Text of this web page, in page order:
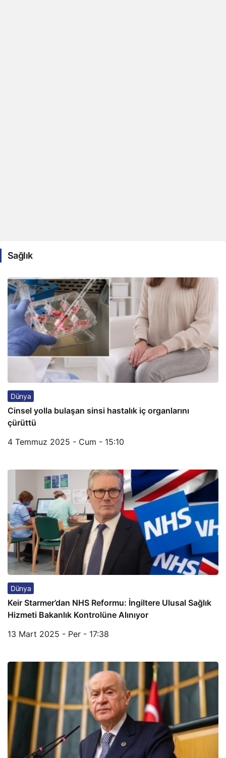
Sağlık
Dünya
Cinsel yolla bulaşan sinsi hastalık iç organlarını
çürüttü
4 Temmuz 2025 - Cum - 15:10
Dünya
Keir Starmer’dan NHS Reformu: İngiltere Ulusal Sağlık
Hizmeti Bakanlık Kontrolüne Alınıyor
13 Mart 2025 - Per - 17:38